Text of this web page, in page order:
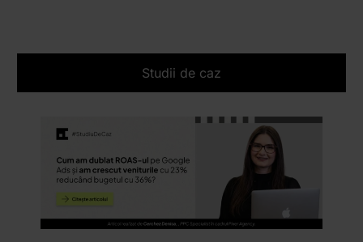
Studii de caz